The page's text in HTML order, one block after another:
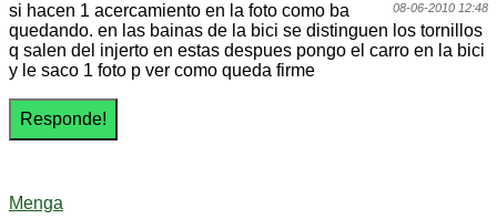
08-06-2010 12:48
si hacen 1 acercamiento en la foto como ba
quedando. en las bainas de la bici se distinguen los tornillos
q salen del injerto en estas despues pongo el carro en la bici
y le saco 1 foto p ver como queda firme
Menga